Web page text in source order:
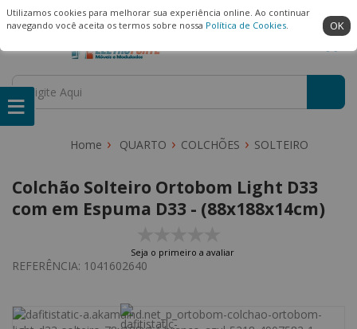
Utilizamos cookies para melhorar sua experiência online. Ao continuar
navegando você aceita os termos sobre nossa Política de Cookies. OK
(22) 99909-3407 Ambiente Seguro
QUARTO COLCHÕES SOLTEIRO
Colchão Solteiro Ortobom Light D33
com em Espuma D33 - (88x188x14cm)
Seja o primeiro a avaliar
REFERÊNCIA: 1041602640